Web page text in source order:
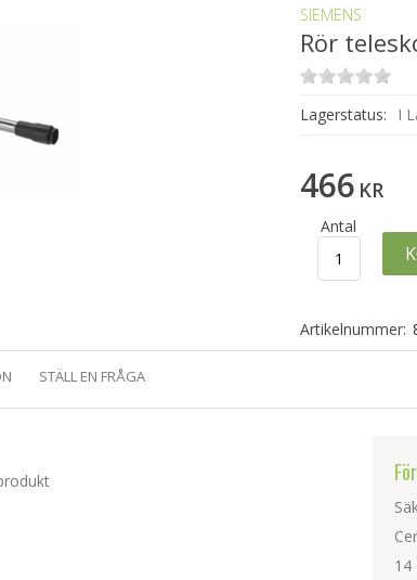
SIEMENS
Rör
Lagerstatus: I
466 KR
Antal
Artikelnummer:
STÄLL EN FRÅGA
14